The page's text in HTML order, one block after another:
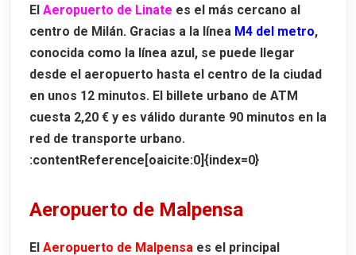
El Aeropuerto de Linate es el más cercano al
centro de Milán. Gracias a la línea M4 del metro,
conocida como la línea azul, se puede llegar
desde el aeropuerto hasta el centro de la ciudad
en unos 12 minutos. El billete urbano de ATM
cuesta 2,20 € y es válido durante 90 minutos en la
red de transporte urbano.
:contentReference[oaicite:0]{index=0}
Aeropuerto de Malpensa
El Aeropuerto de Malpensa es el principal